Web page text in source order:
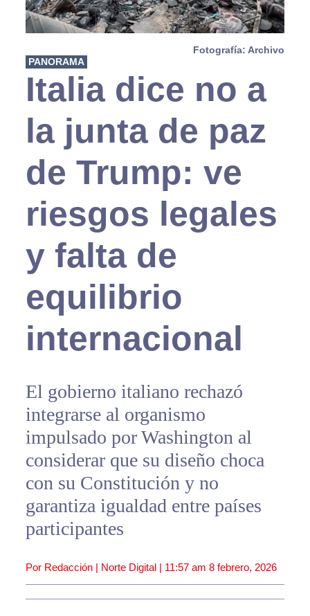
Fotografía: Archivo
PANORAMA
Italia dice no a
la junta de paz
de Trump: ve
riesgos legales
y falta de
equilibrio
internacional
El gobierno italiano rechazó
integrarse al organismo
impulsado por Washington al
considerar que su diseño choca
con su Constitución y no
garantiza igualdad entre países
participantes
Por Redacción | Norte Digital | 11:57 am 8 febrero, 2026